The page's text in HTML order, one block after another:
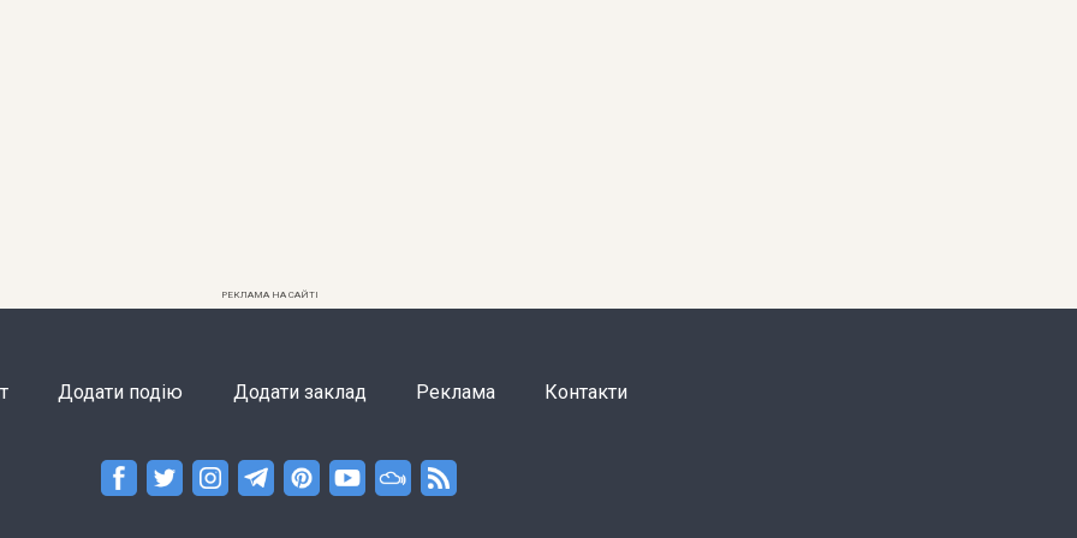
РЕКЛАМА НА САЙТІ
Додати подію Додати заклад Реклама Контакти